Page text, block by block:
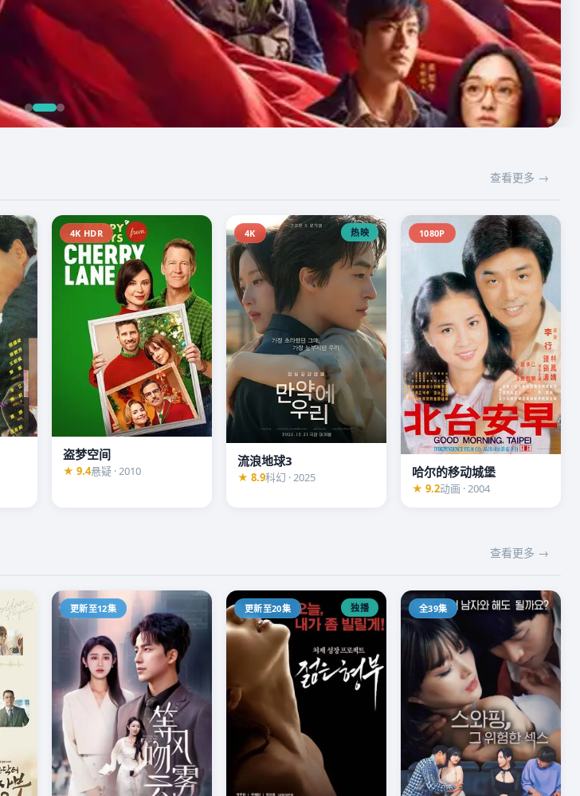
查看更多 →
4K HDR
盗梦空间
★ 9.4悬疑 · 2010
4K 热映
流浪地球3
★ 8.9科幻 · 2025
1080P
哈尔的移动城堡
★ 9.2动画 · 2004
查看更多 →
更新至12集 更新至20集 独播 全39集